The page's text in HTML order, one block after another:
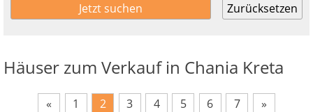
Häuser zum Verkauf in Chania Kreta
« 1 2 3 4 5 6 7
»
Zurücksetzen